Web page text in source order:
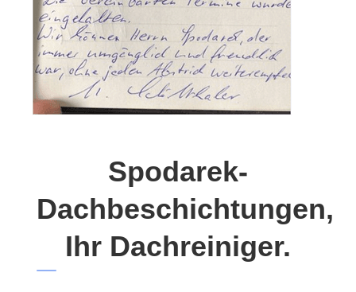
Spodarek-
Dachbeschichtungen,
Ihr Dachreiniger.